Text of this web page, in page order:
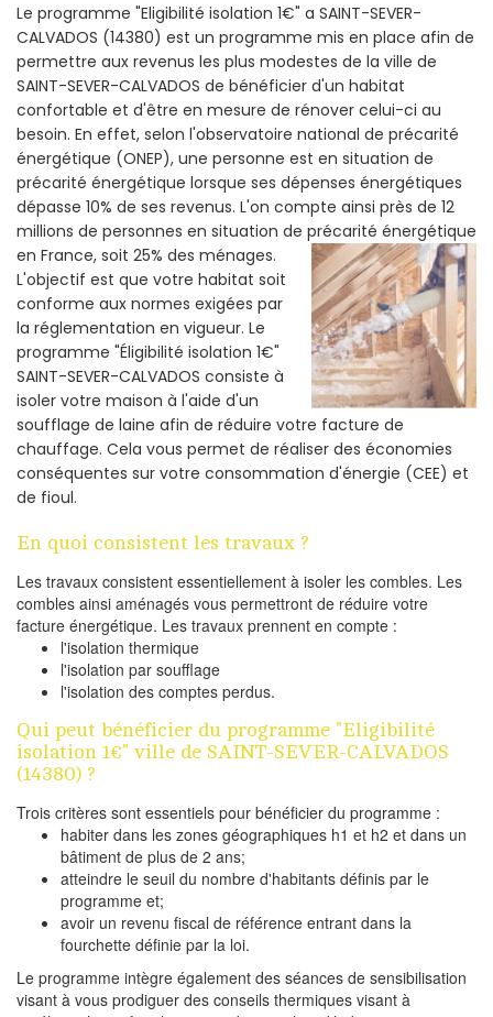
Le programme "Eligibilité isolation 1€" a SAINT-SEVER-
CALVADOS (14380) est un programme mis en place afin de
permettre aux revenus les plus modestes de la ville de
SAINT-SEVER-CALVADOS de bénéficier d'un habitat
confortable et d'être en mesure de rénover celui-ci au
besoin. En effet, selon l'observatoire national de précarité
énergétique (ONEP), une personne est en situation de
précarité énergétique lorsque ses dépenses énergétiques
dépasse 10% de ses revenus. L'on compte ainsi près de 12
millions de personnes en situation de précarité énergétique
en France, soit 25% des ménages.
L'objectif est que votre habitat soit
conforme aux normes exigées par
la réglementation en vigueur. Le
programme "Éligibilité isolation 1€"
SAINT-SEVER-CALVADOS consiste à
isoler votre maison à l'aide d'un
soufflage de laine afin de réduire votre facture de
chauffage. Cela vous permet de réaliser des économies
conséquentes sur votre consommation d'énergie (CEE) et
de fioul.
En quoi consistent les travaux ?
Les travaux consistent essentiellement à isoler les combles. Les
combles ainsi aménagés vous permettront de réduire votre
facture énergétique. Les travaux prennent en compte :
l'isolation thermique
l'isolation par soufflage
l'isolation des comptes perdus.
Qui peut bénéficier du programme "Eligibilité
isolation 1€" ville de SAINT-SEVER-CALVADOS
(14380) ?
Trois critères sont essentiels pour bénéficier du programme :
habiter dans les zones géographiques h1 et h2 et dans un
bâtiment de plus de 2 ans;
atteindre le seuil du nombre d'habitants définis par le
programme et;
avoir un revenu fiscal de référence entrant dans la
fourchette définie par la loi.
Le programme intègre également des séances de sensibilisation
visant à vous prodiguer des conseils thermiques visant à